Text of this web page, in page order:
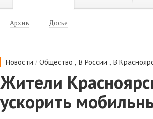
Архив Досье
Новости /Общество ,В России ,В
Жители
ускорить